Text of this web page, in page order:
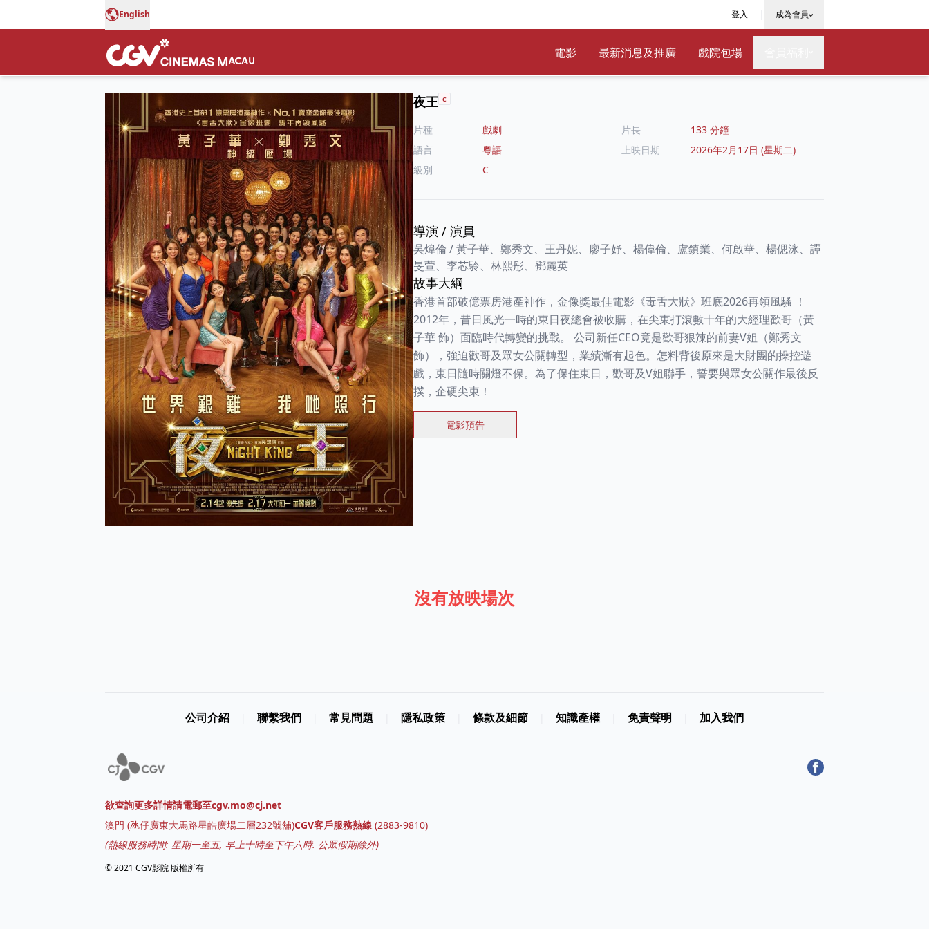
English 登入 成為會員
電影 最新消息及推廣 戲院包場
夜王 C
片種 戲劇 片長
133 分鐘
語言
粵語 上映日期
2026年2月17日 (星期二)
級別
C
導演 / 演員
吳煒倫 /黃子華、鄭秀文、王丹妮、廖子妤、楊偉倫、盧鎮業、何啟華、楊偲泳、譚
旻萱、李芯駖、林熙彤、鄧麗英
故事大綱
香港首部破億票房港產神作，金像獎最佳電影《毒舌大狀》班底2026再領風騷 ！
2012年，昔日風光一時的東日夜總會被收購，在尖東打滾數十年的大經理歡哥（黃
子華 飾）面臨時代轉變的挑戰。 公司新任CEO竟是歡哥狠辣的前妻V姐（鄭秀文
飾），強迫歡哥及眾女公關轉型，業績漸有起色。怎料背後原來是大財團的操控遊
戲，東日隨時關燈不保。為了保住東日，歡哥及V姐聯手，誓要與眾女公關作最後反
撲，企硬尖東！
電影預告
沒有放映場次
公司介紹 聯繫我們 常見問題 隱私政策 條款及細節 知識產權 免責聲明 加入我們
欲查詢更多詳情請電郵至cgv.mo@cj.net
澳門 (氹仔廣東大馬路星皓廣場二層232號舖)CGV客戶服務熱線 (2883-9810)
(熱線服務時間: 星期一至五, 早上十時至下午六時. 公眾假期除外)
© 2021 CGV影院 版權所有